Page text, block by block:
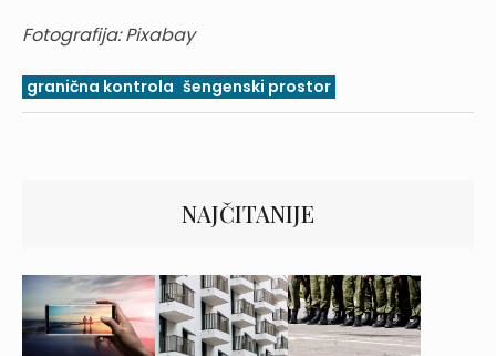
Fotografija: Pixabay
granična kontrola šengenski prostor
NAJČITANIJE